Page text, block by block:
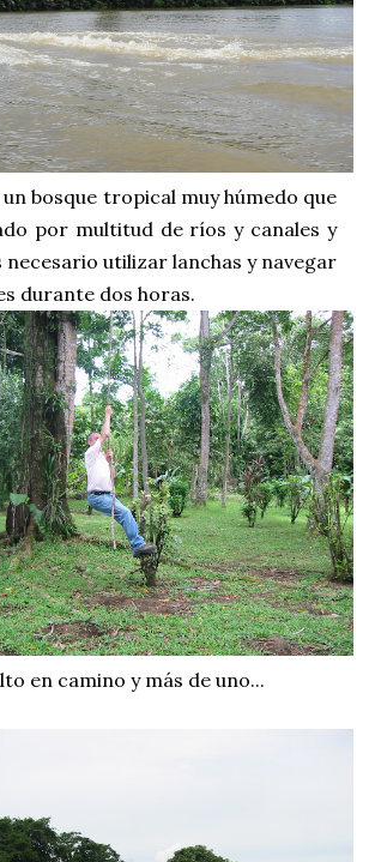
bosque tropical muy húmedo que
por multitud de ríos y canales y
necesario utilizar lanchas y navegar
durante dos horas.
en camino y más de uno...